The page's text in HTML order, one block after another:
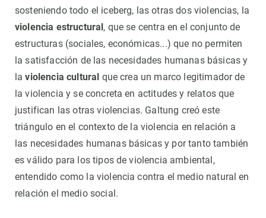
sosteniendo todo el iceberg, las otras dos violencias, la
violencia estructural, que se centra en el conjunto de
estructuras (sociales, económicas...) que no permiten
la satisfacción de las necesidades humanas básicas y
laviolencia cultural que crea un marco legitimador de
la violencia y se concreta en actitudes y relatos que
justifican las otras violencias. Galtung creó este
triángulo en el contexto de la violencia en relación a
las necesidades humanas básicas y por tanto también
es válido para los tipos de violencia ambiental,
entendido como la violencia contra el medio natural en
relación el medio social.